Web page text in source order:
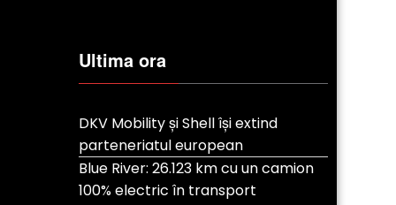
Ultima ora
DKV Mobility și Shell își extind
parteneriatul european
Blue River: 26.123 km cu un camion
100% electric în transport